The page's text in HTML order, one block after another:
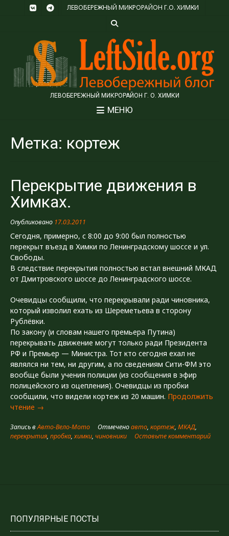
ЛЕВОБЕРЕЖНЫЙ МИКРОРАЙОН Г.О. ХИМКИ
ЛЕВОБЕРЕЖНЫЙ МИКРОРАЙОН Г. О. ХИМКИ
МЕНЮ
Метка: кортеж
Перекрытие движения в
Химках.
Опубликовано 17.03.2011
Сегодня, примерно, с 8:00 до 9:00 был полностью
перекрыт въезд в Химки по Ленинградскому шоссе и ул.
Свободы.
В следствие перекрытия полностью встал внешний МКАД
от Дмитровского шоссе до Ленинградского шоссе.
Очевидцы сообщили, что перекрывали ради чиновника,
который изволил ехать из Шереметьева в сторону
Рублёвки.
По закону (и словам нашего премьера Путина)
перекрывать движение могут только ради Президента
РФ и Премьер — Министра. Тот кто сегодня ехал не
являлся ни тем, ни другим, а по сведениям Сити-ФМ это
вообще были учения полиции (из сообщения в эфир
полицейского из оцепления). Очевидцы из пробки
сообщили, что видели кортеж из 20 машин. Продолжить
чтение «Перекрытие
в
Химках.»
→
Запись вАвто-Вело-Мото Отмеченоавто, кортеж, МКАД,
перекрытия, пробка,химки, чиновники Оставьте комментарий
ПОПУЛЯРНЫЕ ПОСТЫ